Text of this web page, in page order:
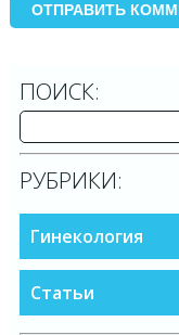
ПОИСК:
РУБРИКИ:
Гинекология
Статьи